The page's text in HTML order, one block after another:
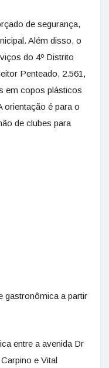
de segurança,
Além disso, o
do 4º Distrito
Penteado, 2.561,
em copos plásticos
orientação é para o
de clubes para
gastronômica a partir
entre a avenida Dr
e Vital